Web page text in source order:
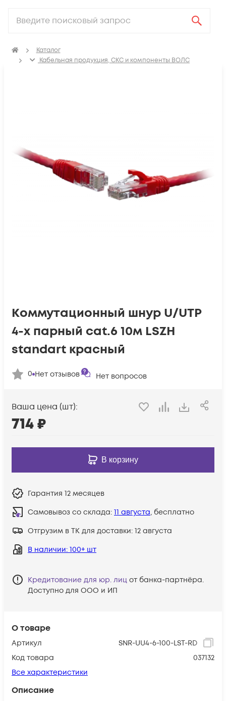
Каталог
Кабельная продукция, СКС и компоненты ВОЛС
О товаре
Артикул
SNR-UU4-6-100-LST-RD
Код товара
037132
Все характеристики
Описание
Коммутационный шнур U/UTP
4-х парный cat.6 10м LSZH
standart красный
0 Нет отзывов Нет вопросов
Ваша цена (шт):
714₽
В корзину
Гарантия 12 месяцев
Самовывоз со склада: 11 августа, бесплатно
Отгрузим в ТК для доставки: 12 августа
В наличии: 100+ шт
Кредитование для юр. лиц от банка-партнёра.
Доступно для ООО и ИП